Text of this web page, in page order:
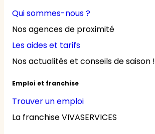
Qui sommes-nous ?
Nos agences de proximité
Les aides et tarifs
Nos actualités et conseils de saison !
Emploi et franchise
Trouver un emploi
La franchise VIVASERVICES